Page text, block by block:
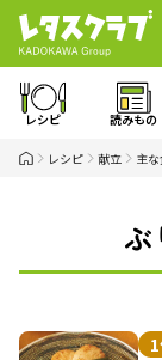
レシピ 読みもの
レシピ 献立 主
ぶ